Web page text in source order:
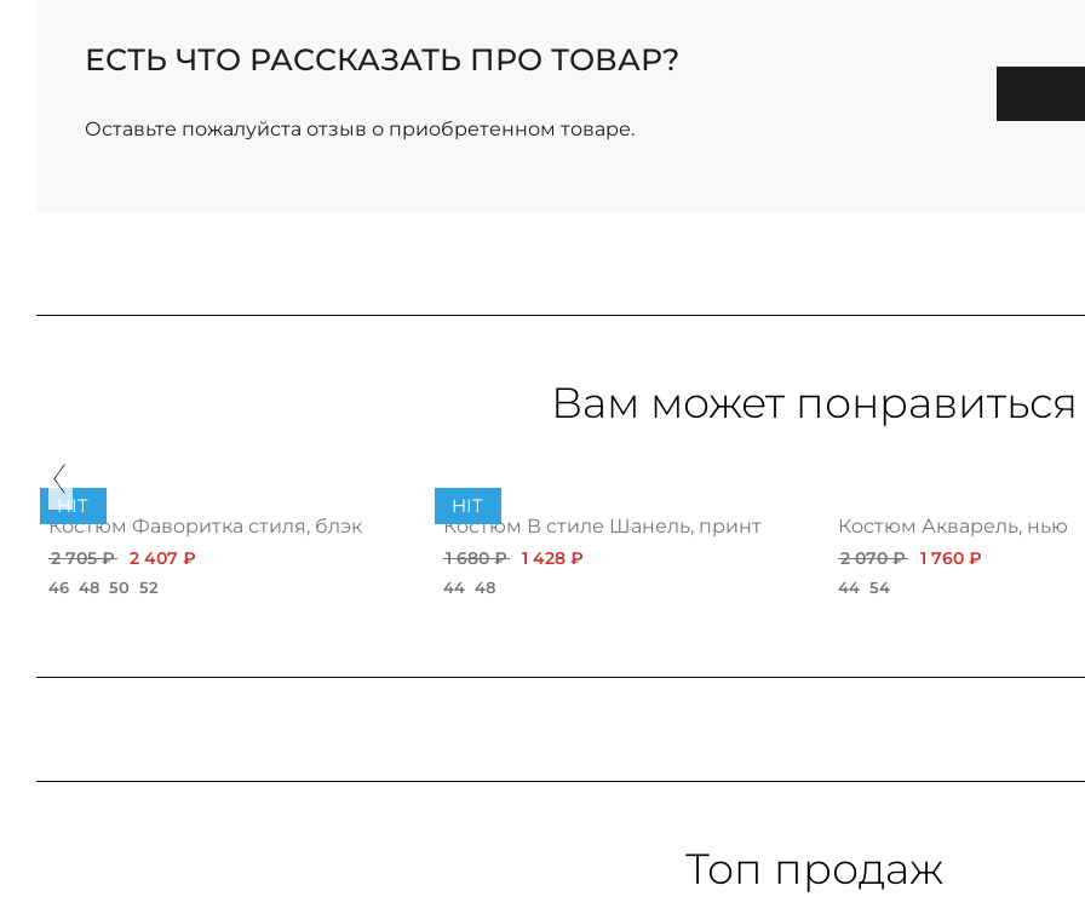
ЕСТЬ ЧТО РАССКАЗАТЬ ПРО ТОВАР?
Оставьте пожалуйста отзыв о приобретенном товаре.
Вам может понравиться
HIT
Костюм Фаворитка стиля, блэк
2 705 ₽ 2 407 ₽
46 48 50 52
HIT
Костюм В стиле Шанель, принт
1 680 ₽ 1 428 ₽
44 48
Костюм Акварель, нью
2 070 ₽ 1 760 ₽
44 54
Топ продаж